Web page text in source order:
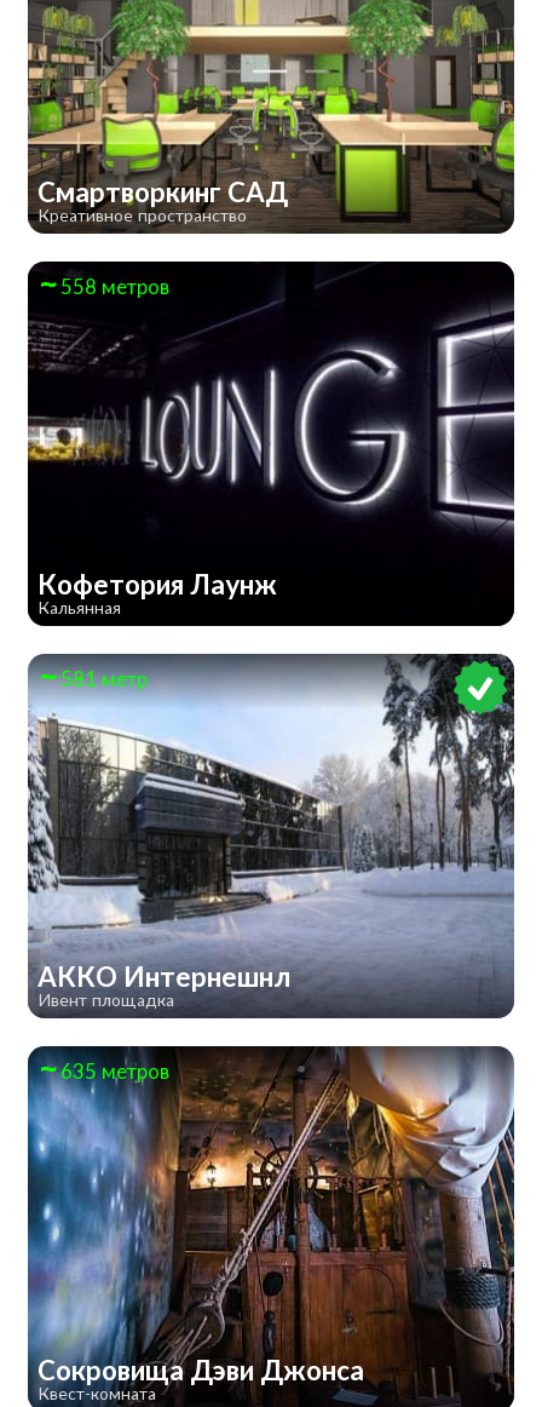
Смартворкинг САД
Креативное пространство
558 метров
Кофетория Лаунж
Кальянная
581 метр
АККО Интернешнл
Ивент площадка
635 метров
Сокровища Дэви Джонса
Квест-комната